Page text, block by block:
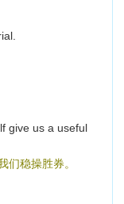
give us a useful
们稳操胜券。